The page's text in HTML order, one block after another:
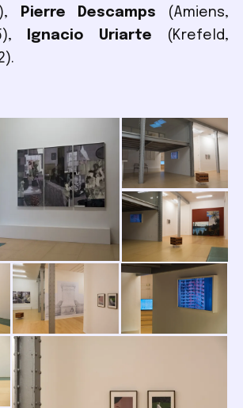
Pierre Descamps (Amiens,
Ignacio Uriarte (Krefeld,